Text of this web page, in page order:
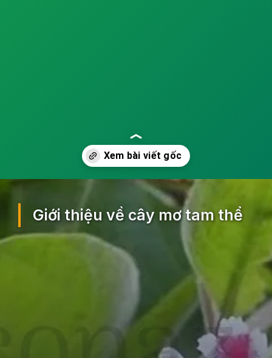
https://ocopaz.vn/mo-tam-the-375
Giới thiệu về cây mơ tam thể